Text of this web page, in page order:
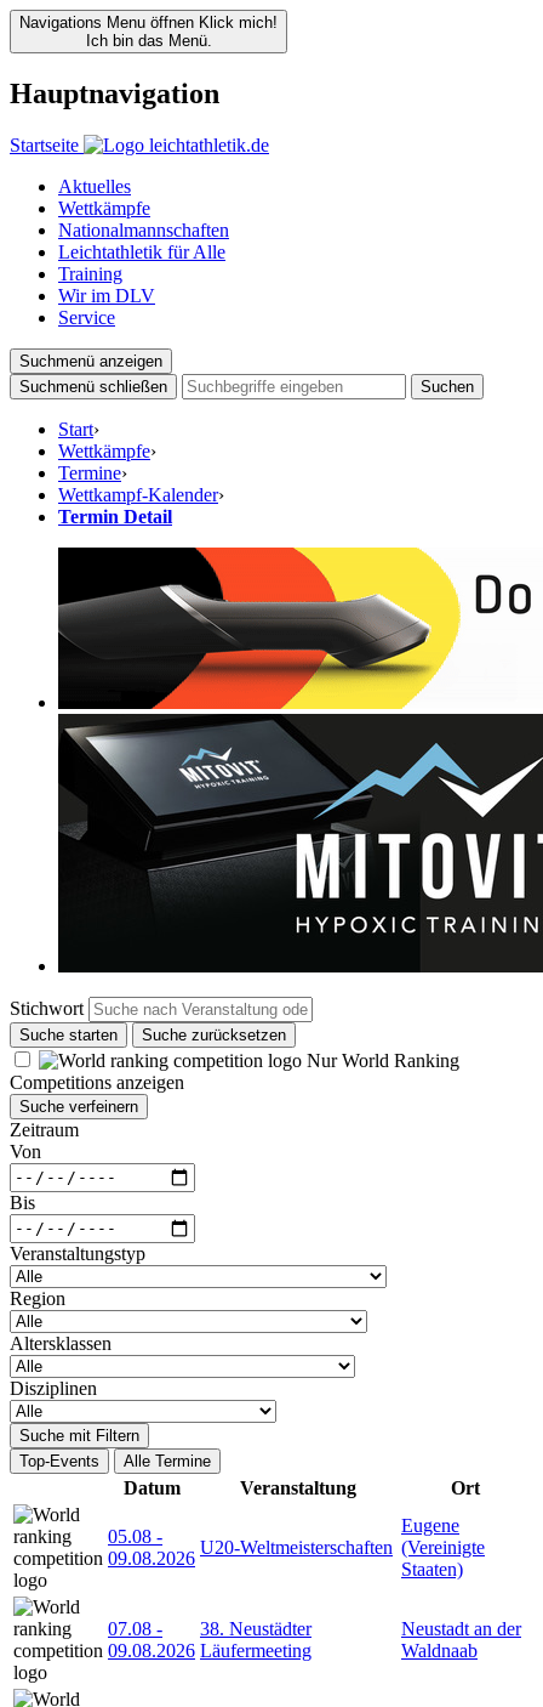
Navigations Menu öffnen Klick mich!
Ich bin das Menü.
Hauptnavigation
Startseite
Aktuelles
Wettkämpfe
Nationalmannschaften
Leichtathletik für Alle
Training
Wir im DLV
Service
Suchmenü anzeigen
Suchmenü schließen
Suchen
Start›
Wettkämpfe›
Termine›
Wettkampf-Kalender›
Termin Detail
Stichwort
Suche starten Suche zurücksetzen
Nur World Ranking
Competitions anzeigen
Suche verfeinern
Zeitraum
Von
Bis
Veranstaltungstyp
Region
Altersklassen
Disziplinen
Suche mit Filtern
Top-Events
Alle Termine
Datum Veranstaltung Ort
05.08 -
09.08.2026
U20-Weltmeisterschaften
Eugene
(Vereinigte
Staaten)
07.08 -
09.08.2026
38. Neustädter
Läufermeeting
Neustadt an der
Waldnaab